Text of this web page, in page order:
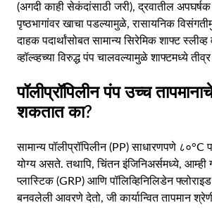
(अगदी काही सेकंदांसाठी जरी), द्रवातील
पृष्ठभागांवर खाचा पडल्यामुळे, रासायनिक
दाहक पदार्थांसोबत सामान्य सिरेमिक शाफ्ट
व्हॉल्व्हच्या विरुद्ध पंप चालवल्यामुळे शाफ्टमध्ये
पॉलीप्रॉपिलीन पंप उच्च
शकतात का?
सामान्य पॉलीप्रॉपिलीन (PP) साधारणपणे ८०°C
योग्य असते. तथापि, चिंतन इंजिनिअर्समध्ये, आम्ही
प्लास्टिक (GRP) आणि पॉलिव्हिनिलिडेन
बनवलेली आवरणे देतो, जी कार्यान्वित तापमान